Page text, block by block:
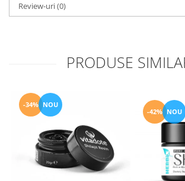
Review-uri(0)
PRODUSE
-34% NOU
-42% NOU